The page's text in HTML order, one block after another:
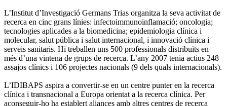
L’Institut d’Investigació Germans Trias organitza la seva activitat de
recerca en cinc grans línies: infectoimmunoinflamació; oncologia;
tecnologies aplicades a la biomedicina; epidemiologia clínica i
molecular, salut pública i salut internacional, i innovació clínica i
serveis sanitaris. Hi treballen uns 500 professionals distribuïts en
més d’una vintena de grups de recerca. L’any 2007 tenia actius 248
assajos clínics i 106 projectes nacionals (9 dels quals internacionals).
L’IDIBAPS aspira a convertir-se en un centre punter en la recerca
clínica i transnacional a Europa orientat a la recerca clínica. Per
aconseguir-ho ha establert aliances amb altres centres de recerca